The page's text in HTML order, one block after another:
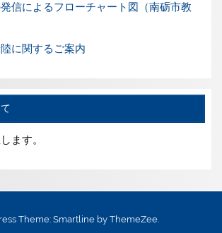
信によるフローチャート図（南砺市教
に関するご案内
ます。
Theme: Smartline by ThemeZee.